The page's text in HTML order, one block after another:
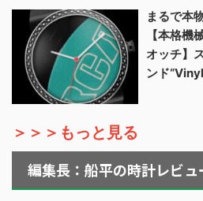
まるで本
【本格機
オッチ】
ンド
＞＞＞もっと見る
編集長：船平の時計レビュ